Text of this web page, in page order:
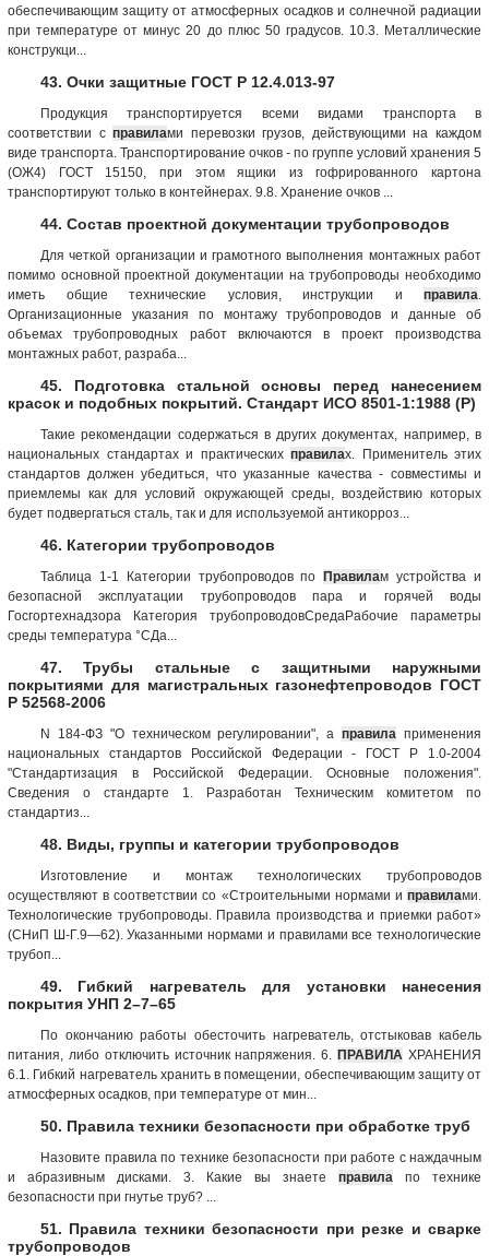
обеспечивающим защиту от атмосферных осадков и солнечной радиации
при температуре от минус 20 до плюс 50 градусов. 10.3. Металлические
конструкци...
43. Очки защитные ГОСТ Р 12.4.013-97
Продукция транспортируется всеми видами транспорта в
соответствии справилами перевозки грузов, действующими на каждом
виде транспорта. Транспортирование очков - по группе условий хранения 5
(ОЖ4) ГОСТ 15150, при этом ящики из гофрированного картона
транспортируют только в контейнерах. 9.8. Хранение очков ...
44. Состав проектной документации трубопроводов
Для четкой организации и грамотного выполнения монтажных работ
помимо основной проектной документации на трубопроводы необходимо
иметь общие технические условия, инструкции и правила
Организационные указания по монтажу трубопроводов и данные об
объемах трубопроводных работ включаются в проект производства
монтажных работ, разраба...
45. Подготовка стальной основы перед нанесением
красок и подобных покрытий. Стандарт ИСО 8501-1:1988 (Р)
Такие рекомендации содержаться в других документах, например, в
национальных стандартах и практических правилах. Применитель этих
стандартов должен убедиться, что указанные качества - совместимы и
приемлемы как для условий окружающей среды, воздействию которых
будет подвергаться сталь, так и для используемой антикорроз...
46. Категории трубопроводов
Таблица 1-1 Категории трубопроводов поПравилам устройства и
безопасной эксплуатации трубопроводов пара и горячей воды
Госгортехнадзора Категория трубопроводовСредаРабочие параметры
среды температура °СДа...
47. Трубы стальные с защитными наружными
покрытиями для магистральных газонефтепроводов ГОСТ
Р 52568-2006
N 184-ФЗ "О техническом регулировании", аправила применения
национальных стандартов Российской Федерации - ГОСТ Р 1.0-2004
"Стандартизация в Российской Федерации. Основные положения".
Сведения о стандарте 1. Разработан Техническим комитетом по
стандартиз...
48. Виды, группы и категории трубопроводов
Изготовление и монтаж технологических трубопроводов
осуществляют в соответствии со «Строительными нормами и правилами.
Технологические трубопроводы. Правила производства и приемки работ»
(СНиП Ш-Г.9—62). Указанными нормами и правилами все технологические
трубоп...
49. Гибкий нагреватель для установки нанесения
покрытия УНП 2–7–65
По окончанию работы обесточить нагреватель, отстыковав кабель
питания, либо отключить источник напряжения. 6.ПРАВИЛА ХРАНЕНИЯ
6.1. Гибкий нагреватель хранить в помещении, обеспечивающим защиту от
атмосферных осадков, при температуре от мин...
50. Правила техники безопасности при обработке труб
Назовите правила по технике безопасности при работе с наждачным
и абразивным дисками. 3. Какие вы знаете правила по технике
безопасности при гнутье труб? ...
51. Правила техники безопасности при резке и сварке
трубопроводов